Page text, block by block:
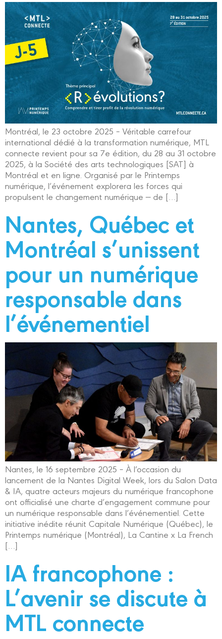
Montréal, le 23 octobre 2025 – Véritable carrefour
international dédié à la transformation numérique, MTL
connecte revient pour sa 7e édition, du 28 au 31 octobre
2025, à la Société des arts technologiques [SAT] à
Montréal et en ligne. Organisé par le Printemps
numérique, l’événement explorera les forces qui
propulsent le changement numérique — de […]
Nantes, Québec et
Montréal s’unissent
pour un numérique
responsable dans
l’événementiel
Nantes, le 16 septembre 2025 – À l’occasion du
lancement de la Nantes Digital Week, lors du Salon Data
& IA, quatre acteurs majeurs du numérique francophone
ont officialisé une charte d’engagement commune pour
un numérique responsable dans l’événementiel. Cette
initiative inédite réunit Capitale Numérique (Québec), le
Printemps numérique (Montréal), La Cantine x La French
[…]
IA francophone :
L’avenir se discute à
MTL connecte